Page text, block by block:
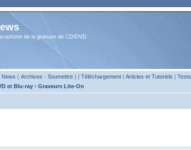
de la gravure de CD/DVD
News ( Archives - Soumettre) | Téléchargement| Articles et Tutoriels | Tests
et Blu-ray › Graveurs Lite-On